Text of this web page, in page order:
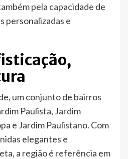
pela capacidade de
personalizadas e
um conjunto de bairros
Paulista, Jardim
e Jardim Paulistano. Com
elegantes e
a região é referência em